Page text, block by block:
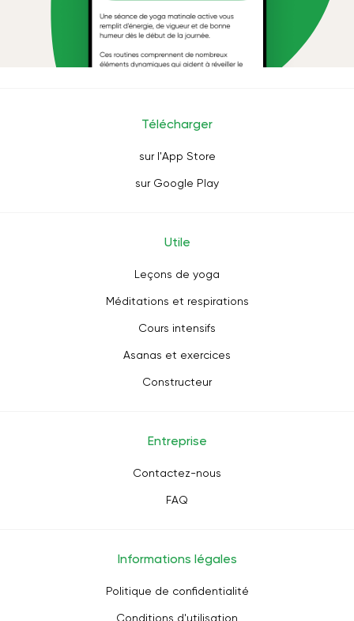
Télécharger
sur l'App Store
sur Google Play
Utile
Leçons de yoga
Méditations et respirations
Cours intensifs
Asanas et exercices
Constructeur
Entreprise
Contactez-nous
FAQ
Informations légales
Politique de confidentialité
Conditions d'utilisation